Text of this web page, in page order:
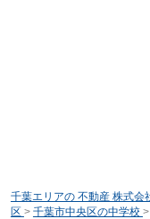
千葉エリアの 不動産 株式会
区 > 千葉市中央区の中学校 >